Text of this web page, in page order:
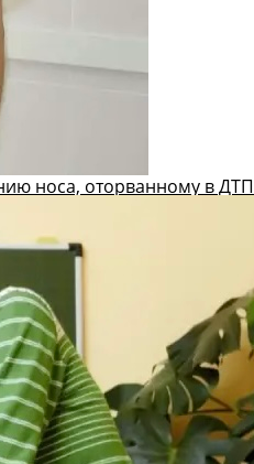
носа, оторванному в ДТП